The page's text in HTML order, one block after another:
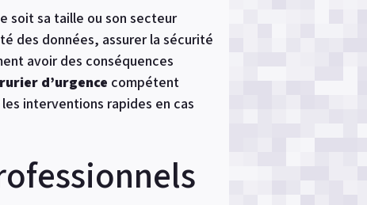
soit sa taille ou son secteur
des données, assurer la sécurité
avoir des conséquences
d’urgence compétent
interventions rapides en cas